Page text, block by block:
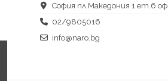
София пл.Македония 1 ет.6
02/9805016
info@naro.bg